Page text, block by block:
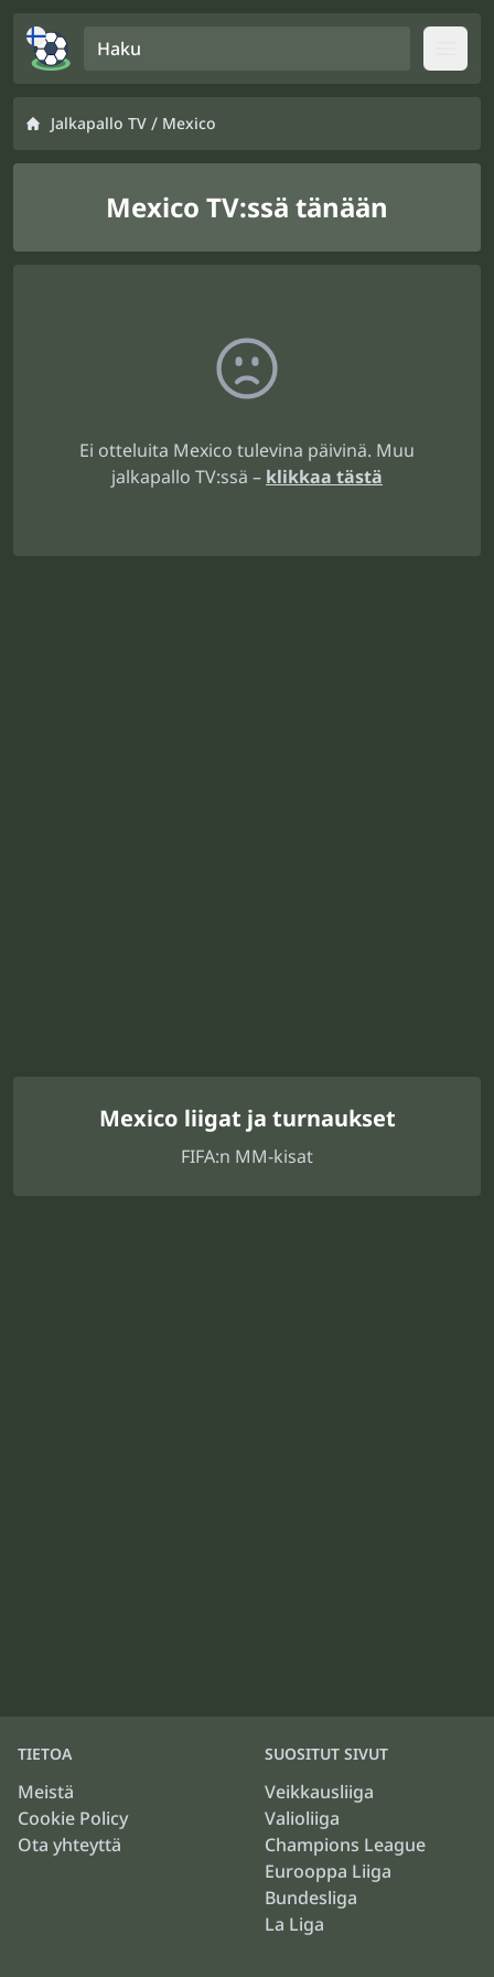
Jalkapallo TV / Mexico
Mexico TV:ssä tänään
Ei otteluita Mexico tulevina päivinä. Muu
jalkapallo TV:ssä – klikkaa tästä
Mexico liigat ja turnaukset
FIFA:n MM-kisat
TIETOA
Meistä
Cookie Policy
Ota yhteyttä
SUOSITUT SIVUT
Veikkausliiga
Valioliiga
Champions League
Eurooppa Liiga
Bundesliga
La Liga